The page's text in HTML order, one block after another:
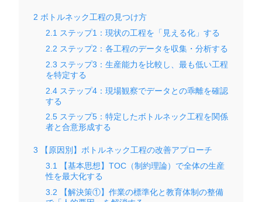
2 ボトルネック工程の見つけ方
2.1 ステップ1：現状の工程を「見える化」する
2.2 ステップ2：各工程のデータを収集・分析する
2.3 ステップ3：生産能力を比較し、最も低い工程
を特定する
2.4 ステップ4：現場観察でデータとの乖離を確認
する
2.5 ステップ5：特定したボトルネック工程を関係
者と合意形成する
3 【原因別】ボトルネック工程の改善アプローチ
3.1
【基本思想】TOC（制約理論）で全体の生産
性を最大化する
3.2 【解決策①】作業の標準化と教育体制の整備